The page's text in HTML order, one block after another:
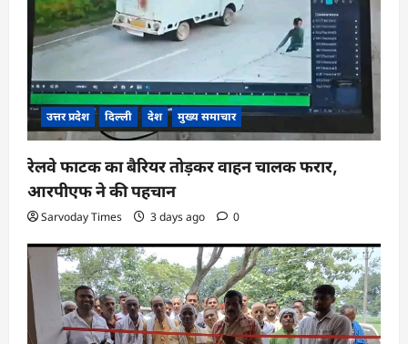
उत्तर प्रदेश दिल्ली देश मुख्य समाचार
रेलवे फाटक का बैरियर तोड़कर वाहन चालक फरार,
आरपीएफ ने की पहचान
Sarvoday Times 3 days ago 0